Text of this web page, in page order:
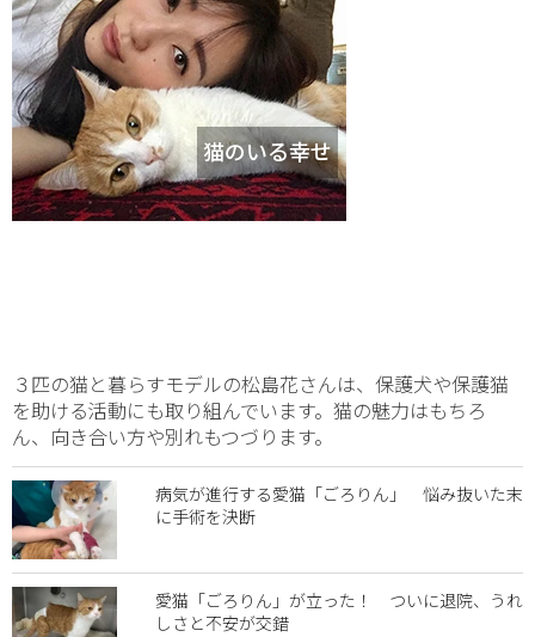
猫のいる幸せ
３匹の猫と暮らすモデルの松島花さんは、保護犬や保護猫
を助ける活動にも取り組んでいます。猫の魅力はもちろ
ん、向き合い方や別れもつづります。
病気が進行する愛猫「ごろりん」 悩み抜いた末
に手術を決断
愛猫「ごろりん」が立った！ ついに退院、うれ
しさと不安が交錯